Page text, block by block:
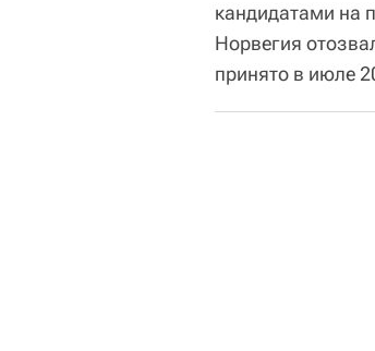
кандидатами на
Норвегия
принято в июле